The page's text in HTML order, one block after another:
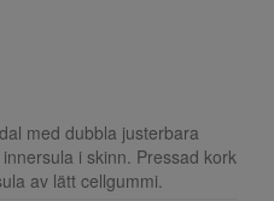
med dubbla justerbara
i skinn. Pressad kork
av lätt cellgummi.